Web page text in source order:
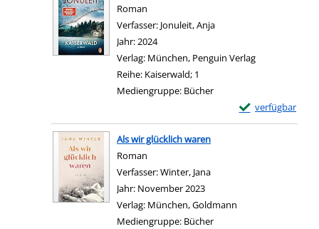
Roman
Verfasser: Jonuleit, Anja
Jahr:2024
Verlag: München, Penguin Verlag
Reihe: Kaiserwald; 1
Mediengruppe: Bücher
verfügbar
Exemplar-Details
Zum Download
Als wir glücklich waren
Roman
Verfasser:Winter, Jana
Jahr: November 2023
Verlag: München, Goldmann
Mediengruppe: Bücher